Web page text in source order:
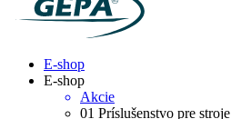
E-shop
E-shop
Akcie
01 Príslušenstvo pre stroje